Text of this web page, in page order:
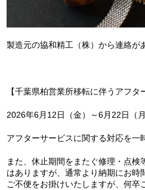
製造元の協和精工（株）から連絡が
【千葉県柏営業所移転に伴うアフタ
2026年6月12日（金）～6月22日（月
アフターサービスに関する対応を一
また、休止期間をまたぐ修理・点
はありますが、通常より納期にお時
ご不便をお掛けいたしますが、何卒